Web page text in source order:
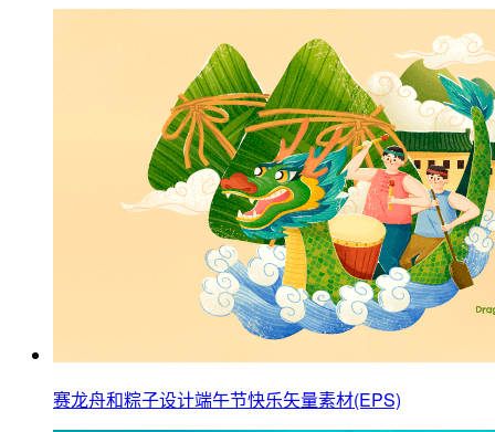
赛龙舟和粽子设计端午节快乐矢量素材(EPS)